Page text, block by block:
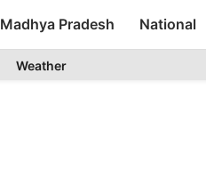
Madhya Pradesh National
Weather